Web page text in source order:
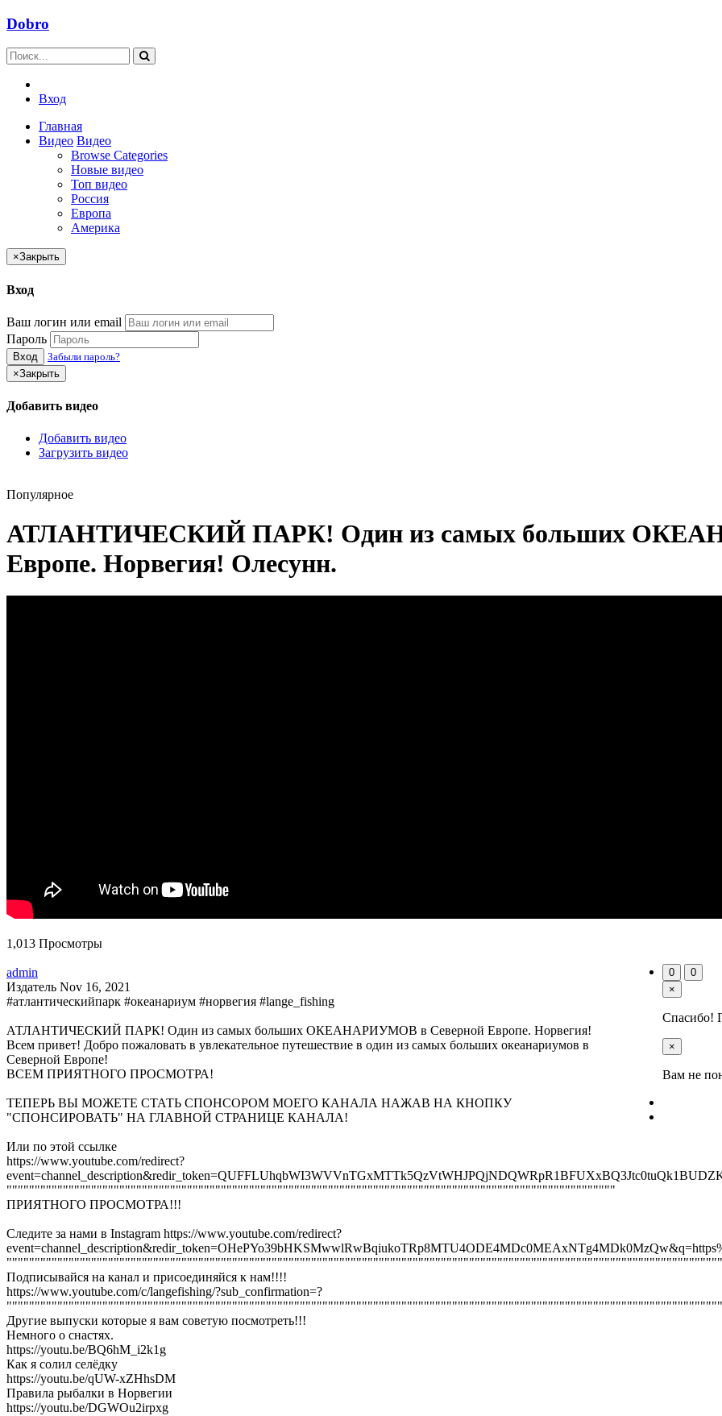
Dobro
Вход
Главная
Видео Видео
Browse Categories
Новые видео
Топ видео
Россия
Европа
Америка
×Закрыть
Вход
Ваш логин или email
Пароль
Вход
Забыли пароль?
×Закрыть
Добавить видео
Добавить видео
Загрузить видео
Популярное
АТЛАНТИЧЕСКИЙ ПАРК! Один из самых больших
Европе. Норвегия! Олесунн.
1,013 Просмотры
0
0
×
Спасибо!
×
Вам не
admin
Издатель Nov 16, 2021
#атлантическийпарк #океанариум #норвегия #lange_fishing
АТЛАНТИЧЕСКИЙ ПАРК! Один из самых больших ОКЕАНАРИУМОВ в Северной Европе. Норвегия!
Всем привет! Добро пожаловать в увлекательное путешествие в один из самых больших океанариумов в
Северной Европе!
ВСЕМ ПРИЯТНОГО ПРОСМОТРА!
ТЕПЕРЬ ВЫ МОЖЕТЕ СТАТЬ СПОНСОРОМ МОЕГО КАНАЛА НАЖАВ НА КНОПКУ
"СПОНСИРОВАТЬ" НА ГЛАВНОЙ СТРАНИЦЕ КАНАЛА!
Или по этой ссылке
https://www.youtube.com/redirect?
""""""""""""""""""""""""""""""""""""""""""""""""""""""""""""""""""""""""""""""""""""""""""""""""""""""""""""
ПРИЯТНОГО ПРОСМОТРА!!!
Следите за нами в Instagram https://www.youtube.com/redirect?
Подписывайся на канал и присоединяйся к нам!!!!
https://www.youtube.com/c/langefishing/?sub_confirmation=?
Другие выпуски которые я вам советую посмотреть!!!
Немного о снастях.
https://youtu.be/BQ6hM_i2k1g
Как я солил селёдку
https://youtu.be/qUW-xZHhsDM
Правила рыбалки в Норвегии
https://youtu.be/DGWOu2irpxg